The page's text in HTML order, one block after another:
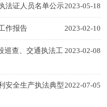
2023-05-18
法证人员名单公示
2023-02-10
作报告
2023-02-08
巡查、交通执法工
2022-07-05
安全生产执法典型